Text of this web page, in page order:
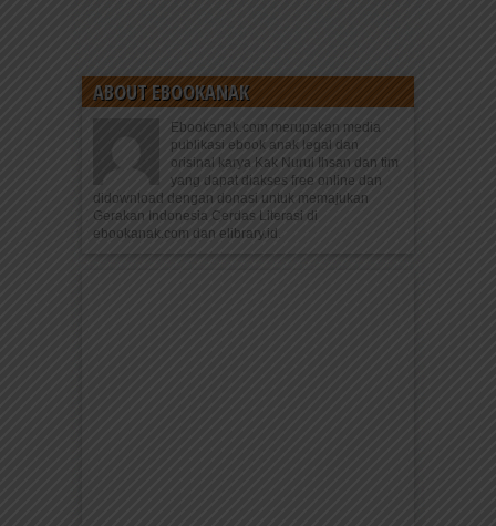
ABOUT EBOOKANAK
Ebookanak.com merupakan media
publikasi ebook anak legal dan
orisinal karya Kak Nurul Ihsan dan tim
yang dapat diakses free online dan
didownload dengan donasi untuk memajukan
Gerakan Indonesia Cerdas Literasi di
ebookanak.com dan elibrary.id.